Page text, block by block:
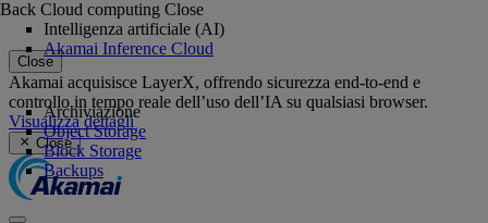
Close
Akamai acquisisce LayerX, offrendo sicurezza end-to-end e
controllo in tempo reale dell’uso dell’IA su qualsiasi browser.
Visualizza dettagli
Close
Back Cloud computing Close
Intelligenza artificiale (AI)
Akamai Inference Cloud
Archiviazione
Object Storage
Block Storage
Backups